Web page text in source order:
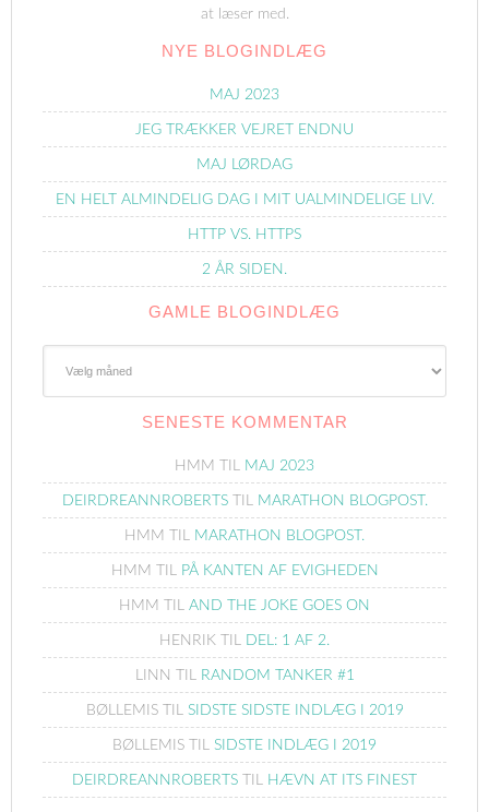
at læser med.
NYE BLOGINDLÆG
MAJ 2023
JEG TRÆKKER VEJRET ENDNU
MAJ LØRDAG
EN HELT ALMINDELIG DAG I MIT UALMINDELIGE LIV.
HTTP VS. HTTPS
2 ÅR SIDEN.
GAMLE BLOGINDLÆG
SENESTE KOMMENTAR
HMM TIL MAJ 2023
DEIRDREANNROBERTSTIL MARATHON BLOGPOST.
HMM TIL MARATHON BLOGPOST.
HMM TIL PÅ KANTEN AF EVIGHEDEN
HMM TIL AND THE JOKE GOES ON
HENRIK TIL DEL: 1 AF 2.
LINN TIL RANDOM TANKER #1
BØLLEMISTIL SIDSTE SIDSTE INDLÆG I 2019
BØLLEMIS TIL SIDSTE INDLÆG I 2019
DEIRDREANNROBERTS TIL HÆVN AT ITS FINEST